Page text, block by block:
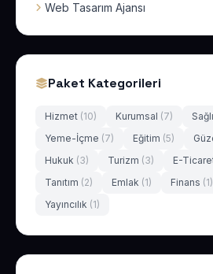
Web Tasarım Ajansı
Paket Kategorileri
Hizmet (10) Kurumsal (7)
Yeme-İçme (7) Eğitim (5)
Hukuk (3) Turizm (3) E-
Tanıtım (2) Emlak (1) Finans (1)
Yayıncılık (1)